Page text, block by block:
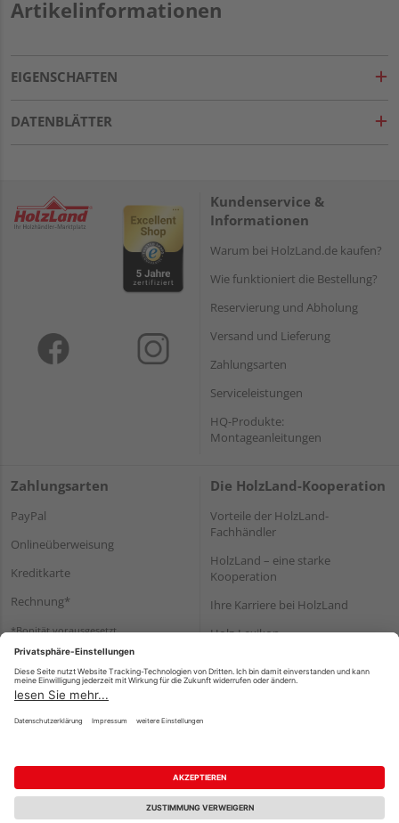
Artikelinformationen
EIGENSCHAFTEN
DATENBLÄTTER
Kundenservice &
Informationen
Warum bei HolzLand.de kaufen?
Wie funktioniert die Bestellung?
Reservierung und Abholung
Versand und Lieferung
Zahlungsarten
Serviceleistungen
HQ-Produkte:
Montageanleitungen
Zahlungsarten
PayPal
Onlineüberweisung
Kreditkarte
Rechnung*
*Bonität vorausgesetzt
Die HolzLand-Kooperation
Vorteile der HolzLand-
Fachhändler
HolzLand – eine starke
Kooperation
Ihre Karriere bei HolzLand
Holz-Lexikon
Impressum Datenschutz
Nutzungsbedingungen
Barrierefreiheitserklärung
Vertrag widerrufen